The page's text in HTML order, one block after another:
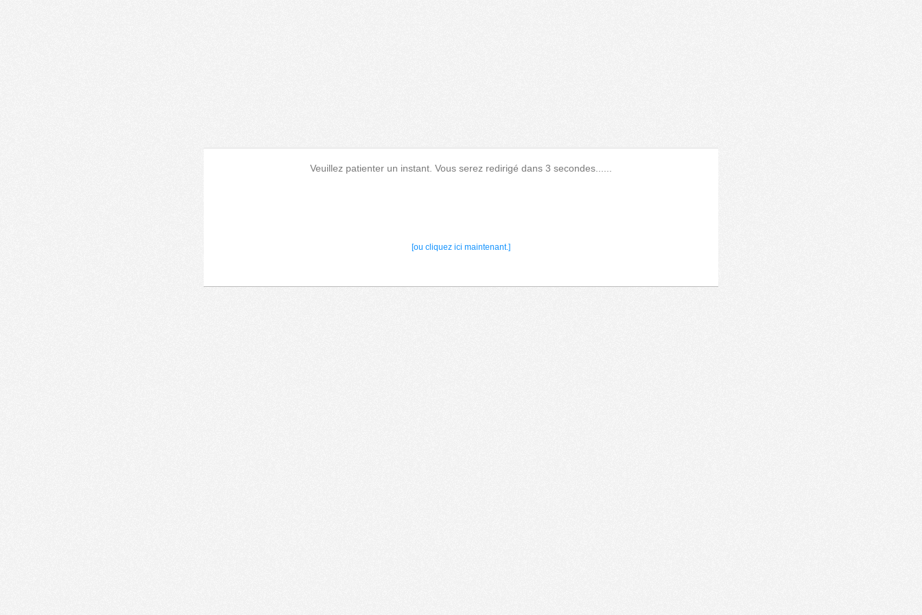
Veuillez patienter un instant. Vous serez redirigé dans 3 secondes......
[ou cliquez ici maintenant.]